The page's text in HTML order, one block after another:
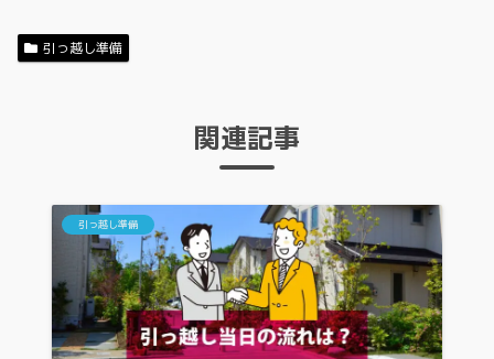
引っ越し準備
関連記事
引っ越し準備